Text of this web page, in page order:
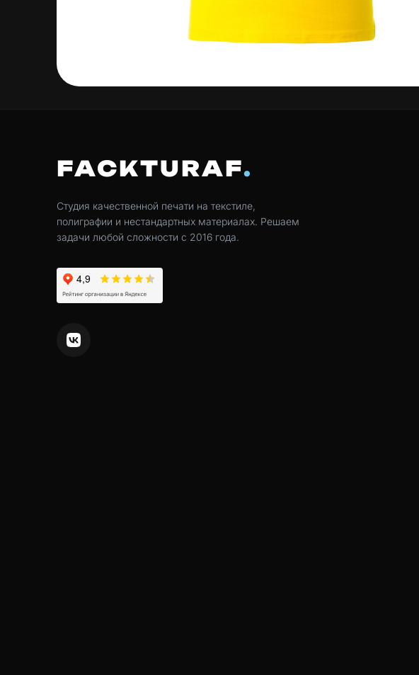
FACKTURAF
Студия качественной печати на текстиле,
полиграфии и нестандартных материалах. Решаем
задачи любой сложности с 2016 года.